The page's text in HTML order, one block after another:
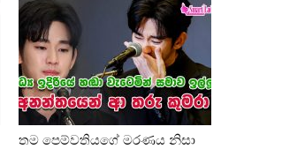
තම පෙම්වතියගේ මරණය නිසා